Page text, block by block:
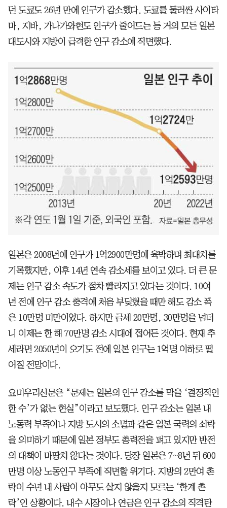
던 도쿄도 26년 만에 인구가 감소했다. 도쿄를 둘러싼 사이타
마, 지바, 가나가와현도 인구가 줄어드는 등 거의 모든 일본
대도시와 지방이 급격한 인구 감소에 직면했다.
일본은 2008년에 인구가 1억2900만명에 육박하며 최대치를
기록했지만, 이후 14년 연속 감소세를 보이고 있다. 더 큰 문
제는 인구 감소 속도가 점차 빨라지고 있다는 것이다. 10여
년 전에 인구 감소 충격에 처음 부딪혔을 때만 해도 감소 폭
은 10만명 미만이었다. 하지만 금세 20만명, 30만명을 넘더
니 이제는 한 해 70만명 감소 시대에 접어든 것이다. 현재 추
세라면 2050년이 오기도 전에 일본 인구는 1억명 이하로 떨
어질 전망이다.
요미우리신문은 “문제는 일본의 인구 감소를 막을 ‘결정적인
한 수’가 없는 현실”이라고 보도했다. 인구 감소는 일본 내
노동력 부족이나 지방 도시의 소멸과 같은 일본 국력의 쇠락
을 의미하기 때문에 일본 정부도 총력전을 펴고 있지만 반전
의 대책이 마땅치 않다는 것이다. 당장 일본은 7~8년 뒤 600
만명 이상 노동인구 부족에 직면할 위기다. 지방의 2만여 촌
락이 수년 내 사람이 아무도 살지 않을지 모르는 ‘한계 촌
락’인 상황이다. 내수 시장이나 연금은 인구 감소의 직격탄